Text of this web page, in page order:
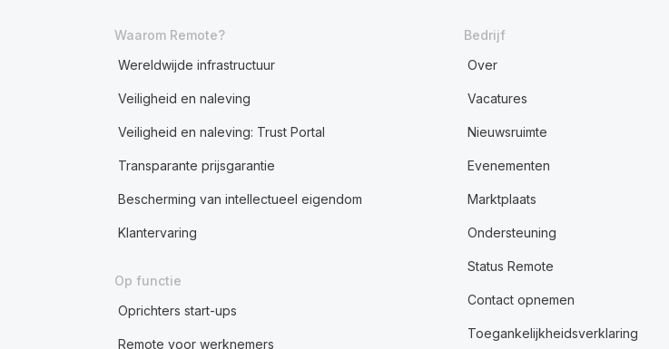
Waarom Remote?
Wereldwijde infrastructuur
Veiligheid en naleving
Veiligheid en naleving: Trust Portal
Transparante prijsgarantie
Bescherming van intellectueel eigendom
Klantervaring
Op functie
Oprichters start-ups
Remote voor werknemers
Bedrijf
Over
Vacatures
Nieuwsruimte
Evenementen
Marktplaats
Ondersteuning
Status Remote
Contact opnemen
Toegankelijkheidsverklaring